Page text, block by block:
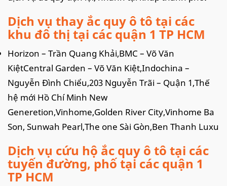
Dịch vụ thay ắc quy ô tô tại các
khu đô thị tại các quận 1 TP HCM
Horizon – Trần Quang Khải,BMC – Võ Văn
KiệtCentral Garden – Võ Văn Kiệt,Indochina –
Nguyễn Đình Chiểu,203 Nguyễn Trãi – Quận 1,Thế
hệ mới Hồ Chí Minh New
Generetion,Vinhome,Golden River City,Vinhome Ba
Son, Sunwah Pearl,The one Sài Gòn,Ben Thanh Luxu
Dịch vụ cứu hộ ắc quy ô tô tại các
tuyến đường, phố tại các quận 1
TP HCM